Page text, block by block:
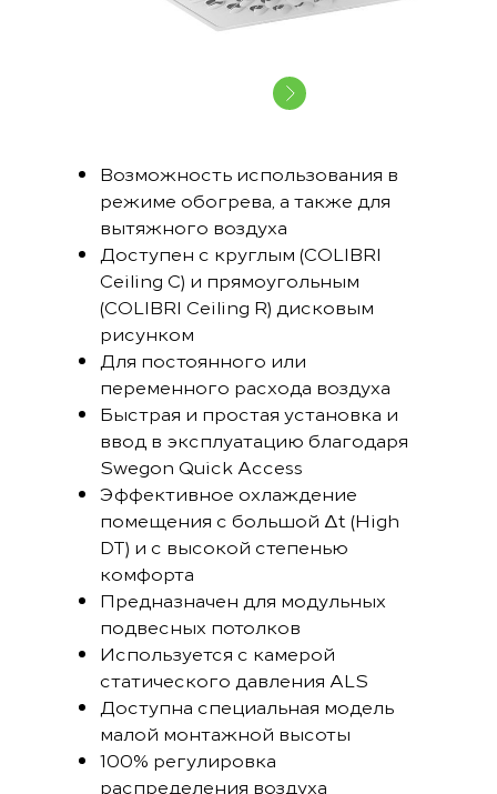
Возможность использования в
режиме обогрева, а также для
вытяжного воздуха
Доступен с круглым (COLIBRI
Ceiling C) и прямоугольным
(COLIBRI Ceiling R) дисковым
рисунком
Для постоянного или
переменного расхода воздуха
Быстрая и простая установка и
ввод в эксплуатацию благодаря
Swegon Quick Access
Эффективное охлаждение
помещения с большой Δt (High
DT) и с высокой степенью
комфорта
Предназначен для модульных
подвесных потолков
Используется с камерой
статического давления ALS
Доступна специальная модель
малой монтажной высоты
100% регулировка
распределения воздуха